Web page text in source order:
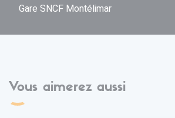
Gare SNCF Montélimar
Vous aimerez aussi